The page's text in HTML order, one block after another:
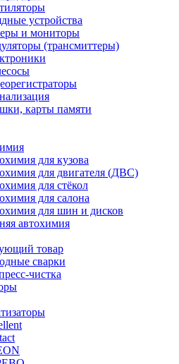
устройства
и мониторы
(трансмиттеры)
карты памяти
для кузова
для двигателя (ДВС)
для стёкол
для салона
для шин и дисков
автохимия
товар
сварки
чистка